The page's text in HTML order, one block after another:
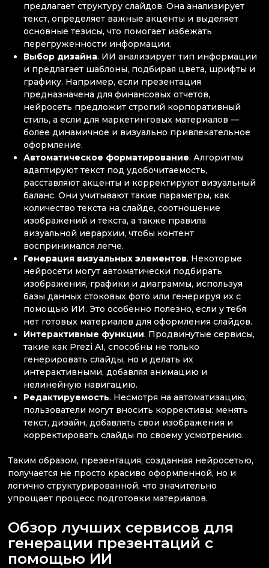
предлагает структуру слайдов. Она анализирует
текст, определяет важные акценты и выделяет
основные тезисы, что помогает избежать
перегруженности информации.
Выбор дизайна. ИИ анализирует тип информации
и предлагает шаблоны, подбирая цвета, шрифты и
графику. Например, если презентация
предназначена для финансовых отчетов,
нейросеть предложит строгий корпоративный
стиль, а если для маркетинговых материалов —
более динамичное и визуально привлекательное
оформление.
Автоматическое форматирование. Алгоритмы
адаптируют текст под удобочитаемость,
расставляют акценты и корректируют визуальный
баланс. Они учитывают такие параметры, как
количество текста на слайде, соотношение
изображений и текста, а также правила
визуальной иерархии, чтобы контент
воспринимался легче.
Генерация визуальных элементов. Некоторые
нейросети могут автоматически подбирать
изображения, графики и диаграммы, используя
базы данных стоковых фото или генерируя их с
помощью ИИ. Это особенно полезно, если у тебя
нет готовых материалов для оформления слайдов.
Интерактивные функции. Продвинутые сервисы,
такие как Prezi AI, способны не только
генерировать слайды, но и делать их
интерактивными, добавляя анимацию и
нелинейную навигацию.
Редактируемость. Несмотря на автоматизацию,
пользователи могут вносить коррективы: менять
текст, дизайн, добавлять свои изображения и
корректировать слайды по своему усмотрению.
Таким образом, презентация, созданная нейросетью,
получается не просто красиво оформленной, но и
логично структурированной, что значительно
упрощает процесс подготовки материалов.
Обзор лучших сервисов для
генерации презентаций с
помощью ИИ